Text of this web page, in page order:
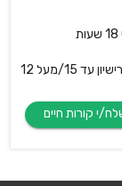
לחברת הפצה מובילה דרושים/ות נהגים/ות בעלי /ות רישיון עד 15/מעל 12